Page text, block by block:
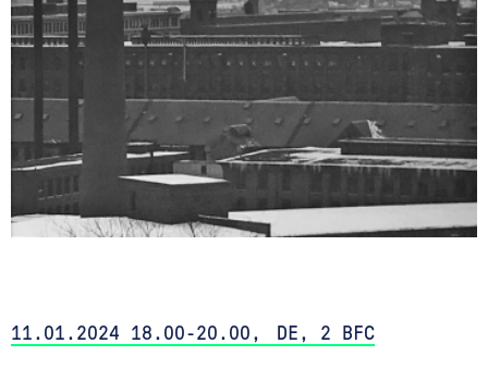
11.01.2024 18.00-20.00, DE, 2 BFC